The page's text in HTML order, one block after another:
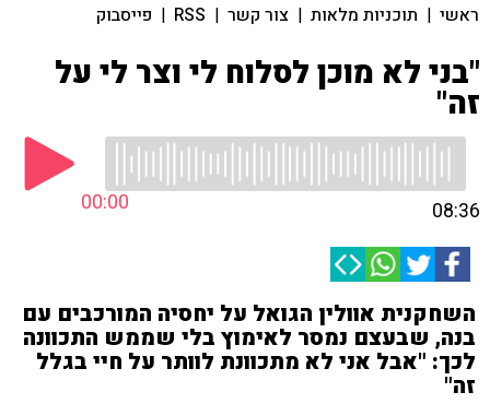
ראשי | תוכניות מלאות | צור קשר |
RSS
| פייסבוק
"בני לא מוכן לסלוח לי וצר לי על
זה"
00:00 08:36
השחקנית אוולין הגואל על יחסיה המורכבים עם
בנה, שבעצם נמסר לאימוץ בלי שממש התכוונה
לכך: "אבל אני לא מתכוונת לוותר על חיי בגלל
זה"